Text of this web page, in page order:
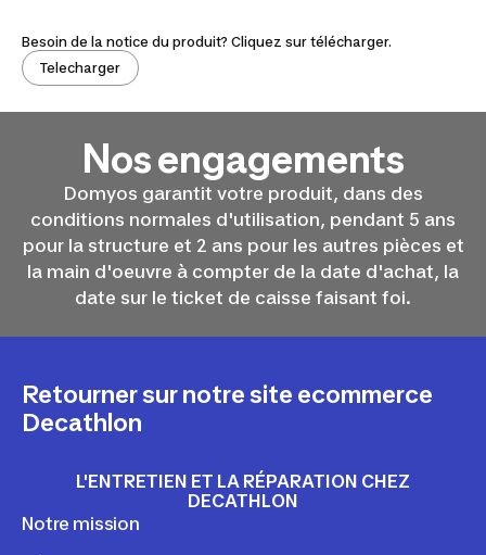
Besoin de la notice du produit? Cliquez sur télécharger.
Telecharger
Nos engagements
Domyos garantit votre produit, dans des
conditions normales d'utilisation, pendant 5 ans
pour la structure et 2 ans pour les autres pièces et
la main d'oeuvre à compter de la date d'achat, la
date sur le ticket de caisse faisant foi.
Retourner sur notre site ecommerce
Decathlon
L'ENTRETIEN ET LA RÉPARATION CHEZ
DECATHLON
Notre mission